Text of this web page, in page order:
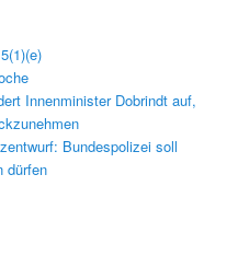
5(1)(e)
Innenminister Dobrindt auf,
Bundespolizei soll
dürfen